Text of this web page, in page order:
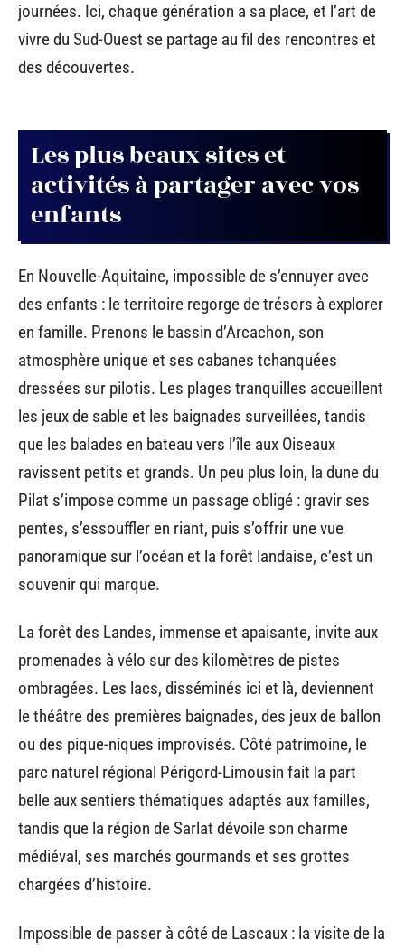
journées. Ici, chaque génération a sa place, et l’art de
vivre du Sud-Ouest se partage au fil des rencontres et
des découvertes.
Les plus beaux sites et
activités à partager avec vos
enfants
En Nouvelle-Aquitaine, impossible de s’ennuyer avec
des enfants : le territoire regorge de trésors à explorer
en famille. Prenons le bassin d’Arcachon, son
atmosphère unique et ses cabanes tchanquées
dressées sur pilotis. Les plages tranquilles accueillent
les jeux de sable et les baignades surveillées, tandis
que les balades en bateau vers l’île aux Oiseaux
ravissent petits et grands. Un peu plus loin, la dune du
Pilat s’impose comme un passage obligé : gravir ses
pentes, s’essouffler en riant, puis s’offrir une vue
panoramique sur l’océan et la forêt landaise, c’est un
souvenir qui marque.
La forêt des Landes, immense et apaisante, invite aux
promenades à vélo sur des kilomètres de pistes
ombragées. Les lacs, disséminés ici et là, deviennent
le théâtre des premières baignades, des jeux de ballon
ou des pique-niques improvisés. Côté patrimoine, le
parc naturel régional Périgord-Limousin fait la part
belle aux sentiers thématiques adaptés aux familles,
tandis que la région de Sarlat dévoile son charme
médiéval, ses marchés gourmands et ses grottes
chargées d’histoire.
Impossible de passer à côté de Lascaux : la visite de la